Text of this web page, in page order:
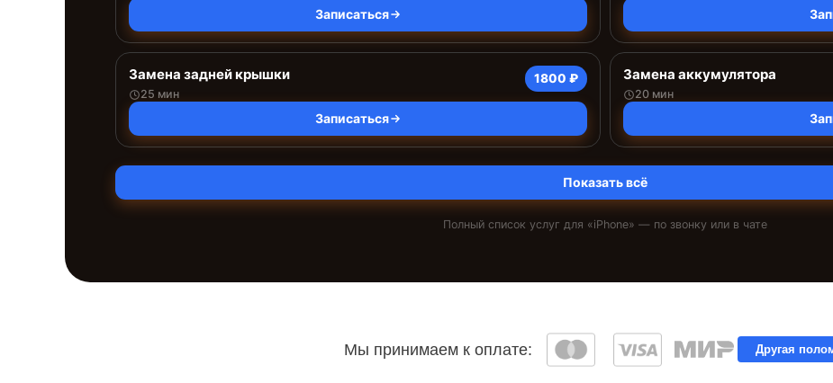
Записаться
Замена задней крышки
25 мин
1800 ₽
Записаться
Замена аккумулятора
20 мин
Показать всё
Полный список услуг для «iPhone» — по звонку или в чате
Мы принимаем к оплате: Другая